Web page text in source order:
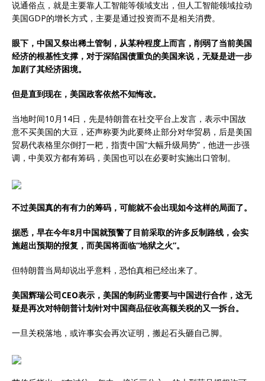
说通俗点，就是主要靠人工智能等领域支出，但人工智能领域拉动
美国GDP的增长方式，主要是通过投资而不是相关消费。
眼下，中国又祭出稀土管制，从某种程度上而言，削弱了当前美国
经济的根基性支撑，对于深陷国债重负的美国来说，无疑是进一步
加剧了其经济困境。
但是直到现在，美国政客依然不知悔改。
当地时间10月14日，先是特朗普在社交平台上发言，表示中国故
意不买美国的大豆，还声称要为此要终止部分对华贸易，后是美国
贸易代表格里尔倒打一耙，指责中国“大幅升级局势”，他进一步强
调，中美双方都有筹码，美国也可以在必要时实施出口管制。
不过美国真的有有力的筹码，可能就不会出现如今这样的局面了。
据悉，早在今年8月中国就预警了目前采取的许多反制路线，会实
施超出预期的报复，而美国将面临“地狱之火”。
但特朗普当局却说出乎意料，恐怕真相已经出来了。
美国辉瑞公司CEO表示，美国的制药业需要与中国进行合作，这无
疑是再次对特朗普计划针对中国商品征收高额关税的又一拆台。
一旦关税落地，或许事实会再次证明，搬起石头砸自己脚。